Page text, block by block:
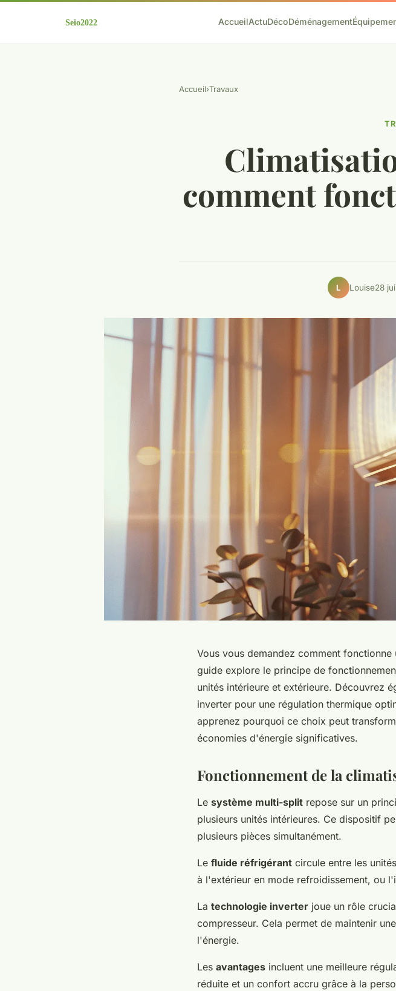
AccueilActuDécoDéménagement
Accueil›Travaux
comment
L Louise28
Vous vous demandez comment
guide explore le principe de
unités intérieure et extérieure. Découvrez
inverter pour une régulation thermique
apprenez pourquoi ce choix peut
économies d'énergie significatives.
Fonctionnement de la
Le système multi-split repose sur un
plusieurs unités intérieures. Ce dispositif
plusieurs pièces simultanément.
Le fluide réfrigérant circule entre les
à l'extérieur en mode refroidissement, ou
La technologie inverter joue un rôle
compresseur. Cela permet de maintenir
l'énergie.
Les avantages incluent une meilleure
réduite et un confort accru grâce à la